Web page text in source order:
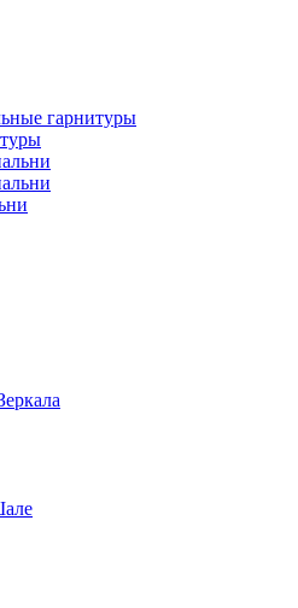
гарнитуры